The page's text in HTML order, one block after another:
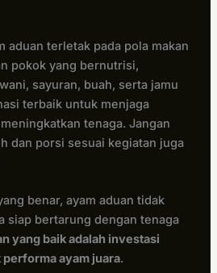
aduan terletak pada pola makan
pokok yang bernutrisi,
sayuran, buah, serta jamu
terbaik untuk menjaga
tenaga. Jangan
dan porsi sesuai kegiatan juga
benar, ayam aduan tidak
siap bertarung dengan tenaga
yang baik adalah investasi
ayam juara.